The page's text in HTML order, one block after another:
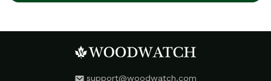
support@woodwatch.com